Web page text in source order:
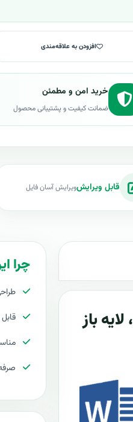
افزودن به علاقه‌مندی
خرید امن و مطمئن
ضمانت کیفیت و پشتیبانی محصول
قابل ویرایشویرایش آسان فایل
، لایه باز
چرا